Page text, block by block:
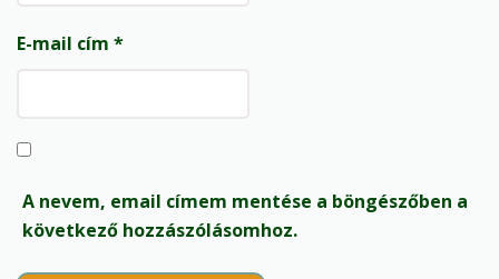
E-mail cím *
A nevem, email címem mentése a böngészőben a
következő hozzászólásomhoz.